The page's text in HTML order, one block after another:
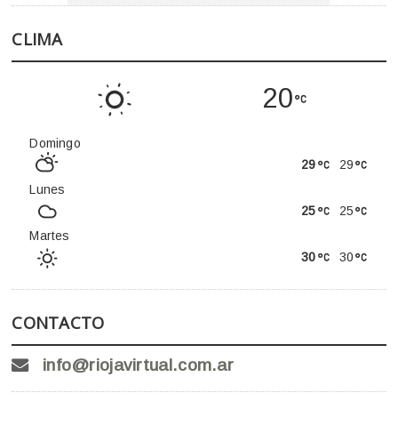
CLIMA
20
Domingo
29
29
Lunes
25
25
Martes
30
30
CONTACTO
info@riojavirtual.com.ar